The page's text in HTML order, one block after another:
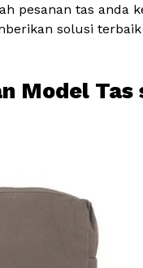
pesanan tas
solusi
Model